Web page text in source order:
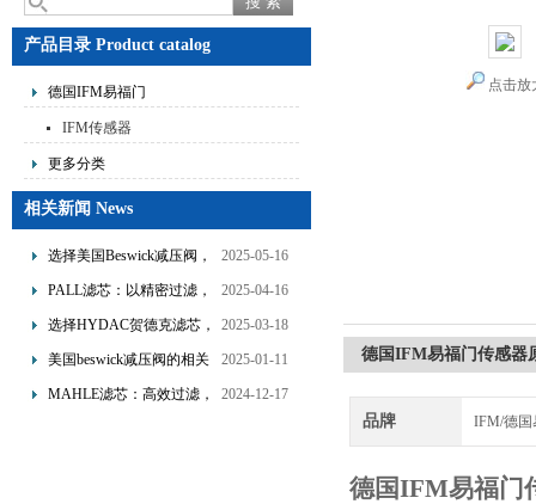
产品目录 Product catalog
德国IFM易福门
IFM传感器
更多分类
相关新闻 News
选择美国Beswick减压阀，
提升流体系统效率
2025-05-16
PALL滤芯：以精密过滤，
为工业流体筑起“隐形安全
2025-04-16
选择HYDAC贺德克滤芯，
享受精准过滤与稳定性能
2025-03-18
美国beswick减压阀的相关
知识
2025-01-11
MAHLE滤芯：高效过滤，
2024-12-17
点击放
德国IFM易福门传感器
品牌 IFM/德国
德国IFM易福门